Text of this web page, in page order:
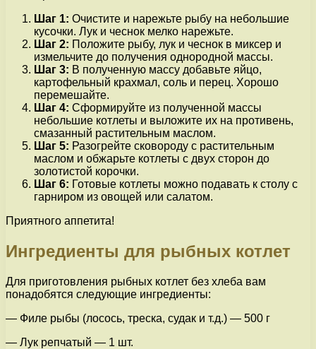
Шаг 1: Очистите и нарежьте рыбу на небольшие
кусочки. Лук и чеснок мелко нарежьте.
Шаг 2: Положите рыбу, лук и чеснок в миксер и
измельчите до получения однородной массы.
Шаг 3: В полученную массу добавьте яйцо,
картофельный крахмал, соль и перец. Хорошо
перемешайте.
Шаг 4: Сформируйте из полученной массы
небольшие котлеты и выложите их на противень,
смазанный растительным маслом.
Шаг 5: Разогрейте сковороду с растительным
маслом и обжарьте котлеты с двух сторон до
золотистой корочки.
Шаг 6: Готовые котлеты можно подавать к столу с
гарниром из овощей или салатом.
Приятного аппетита!
Ингредиенты для рыбных котлет
Для приготовления рыбных котлет без хлеба вам
понадобятся следующие ингредиенты:
— Филе рыбы (лосось, треска, судак и т.д.) — 500 г
— Лук репчатый — 1 шт.